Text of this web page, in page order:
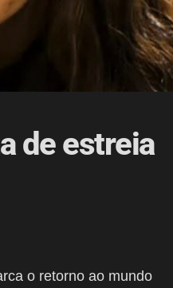
de estreia
o retorno ao mundo